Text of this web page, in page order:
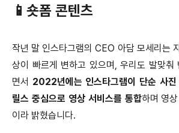
📱숏폼 콘텐츠
작년 말 인스타그램의 CEO 아담 모세리는
상이 빠르게 변하고 있으며, 우리도 발맞춰
면서 2022년에는 인스타그램이 단순 사진
릴스 중심으로 영상 서비스를 통합하며 영
이라 밝혔습니다.